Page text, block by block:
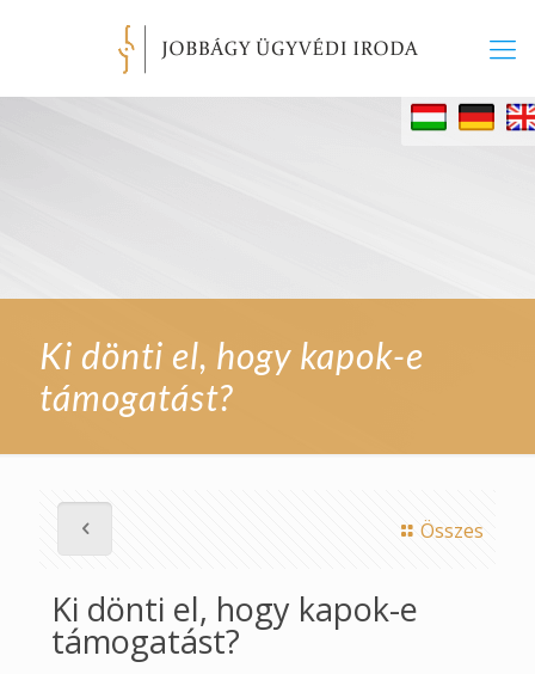
Ki dönti el, hogy kapok-e
támogatást?
Összes
Ki dönti el, hogy kapok-e
támogatást?